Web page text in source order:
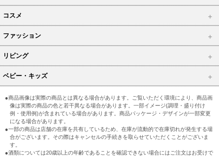
コスメ
ファッション
リビング
ベビー・キッズ
●商品画像は実際の商品とは異なる場合があります。ご覧いただく環境により、商品画
像は実際の商品の色と若干異なる場合があります。一部イメージ(調理・盛り付け
例・使用例)が含まれている場合があります。商品パッケージ・デザインが一部変更
になる場合があります。
●一部の商品は店舗の在庫を共有しているため、在庫が流動的で在庫切れが発生する場
合がございます。その際はキャンセルの手続きを取らせていただくことがございま
す。
●酒類については20歳以上の年齢であることを確認できない場合にはご注文はお受けで